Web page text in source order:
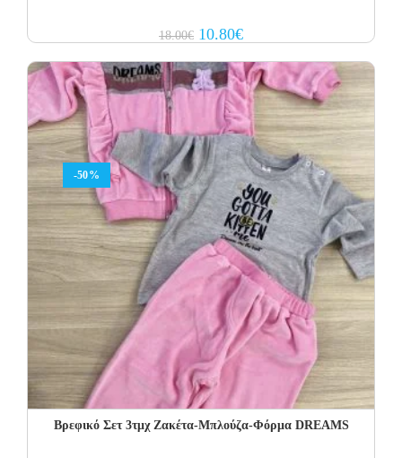
18.00€ Original
price
18.00€.
10.80€Current
price
10.80€.
-50%
Βρεφικό Σετ 3τμχ Ζακέτα-Μπλούζα-Φόρμα DREAMS